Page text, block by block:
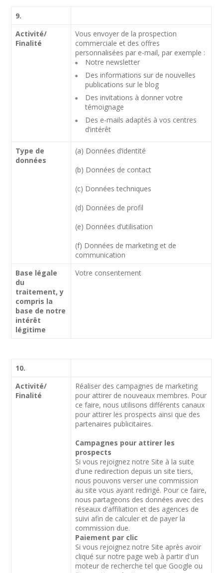
9.
Activité/
Finalité
Vous envoyer de la prospection
commerciale et des offres
personnalisées par e-mail, par exemple :
Notre newsletter
Des informations sur de nouvelles
publications sur le blog
Des invitations à donner votre
témoignage
Des e-mails adaptés à vos centres
d’intérêt
Type de
données
(a) Données d’identité
(b) Données de contact
(c) Données techniques
(d) Données de profil
(e) Données d’utilisation
(f) Données de marketing et de
communication
Base légale
du
traitement, y
compris la
base de notre
intérêt
légitime
Votre consentement
10.
Activité/
Finalité
Réaliser des campagnes de marketing
pour attirer de nouveaux membres. Pour
ce faire, nous utilisons différents canaux
pour attirer les prospects ainsi que des
partenaires publicitaires.
Campagnes pour attirer les
prospects
Si vous rejoignez notre Site à la suite
d'une redirection depuis un site tiers,
nous pouvons verser une commission
au site vous ayant redirigé. Pour ce faire,
nous partageons des données avec des
réseaux d'affiliation et des agences de
suivi afin de calculer et de payer la
commission due.
Paiement par clic
Si vous rejoignez notre Site après avoir
cliqué sur notre page web à partir d'un
moteur de recherche tel que Google ou